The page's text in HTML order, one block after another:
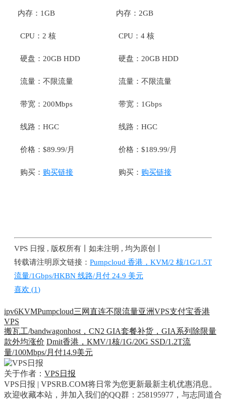
内存：1GB
CPU：2 核
硬盘：20GB HDD
流量：不限流量
带宽：200Mbps
线路：HGC
价格：$89.99/月
购买： 购买链接
内存：2GB
CPU：4 核
硬盘：20GB HDD
流量：不限流量
带宽：1Gbps
线路：HGC
价格：$189.99/月
购买： 购买链接
VPS 日报 , 版权所有丨如未注明 , 均为原创丨
转载请注明原文链接： Pumpcloud 香港，KVM/2 核/1G/1.5T
流量/1Gbps/HKBN 线路/月付 24.9 美元
喜欢 (1)
ipv6KVMPumpcloud三网直连不限流量亚洲VPS支付宝香港
VPS
搬瓦工/bandwagonhost，CN2 GIA套餐补货，GIA系列除限量
款外均涨价 Dmit香港，KMV/1核/1G/20G SSD/1.2T流
量/100Mbps/月付14.9美元
关于作者： VPS日报
VPS日报 | VPSRB.COM将日常为您更新最新主机优惠消息。
欢迎收藏本站，并加入我们的QQ群：258195977，与志同道合